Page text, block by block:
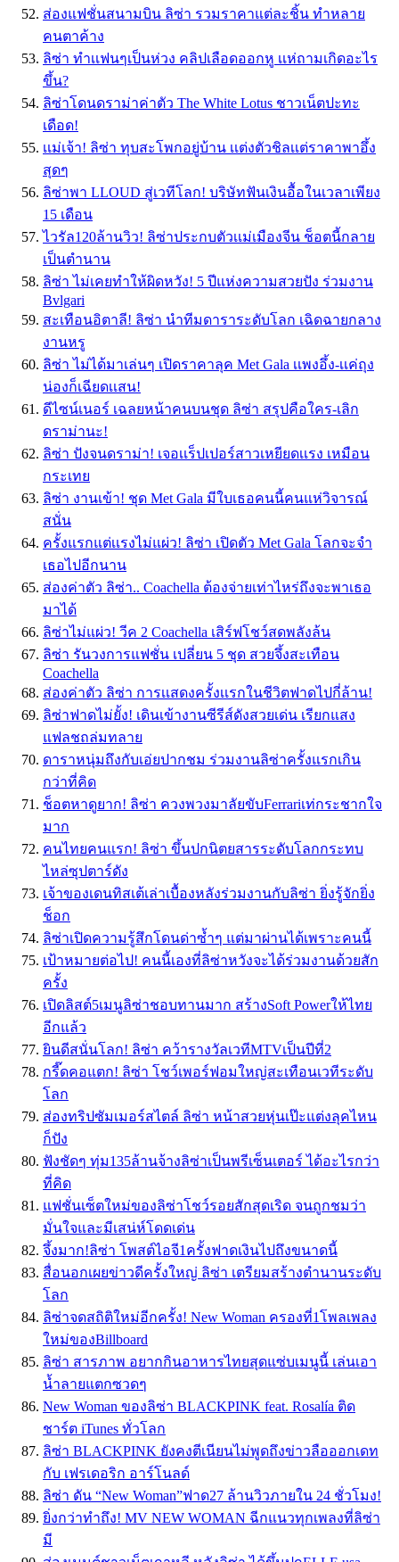
ส่องแฟชั่นสนามบิน ลิซ่า รวมราคาแต่ละชิ้น ทำหลาย
คนตาค้าง
ลิซ่า ทำเเฟนๆเป็นห่วง คลิปเลือดออกหู เเห่ถามเกิดอะไร
ขึ้น?
ลิซ่าโดนดราม่าค่าตัว The White Lotus ชาวเน็ตปะทะ
เดือด!
เเม่เจ้า! ลิซ่า ทุบสะโพกอยู่บ้าน เเต่งตัวชิลเเต่ราคาพาอึ้ง
สุดๆ
ลิซ่าพา LLOUD สู่เวทีโลก! บริษัทฟันเงินอื้อในเวลาเพียง
15 เดือน
ไวรัล120ล้านวิว! ลิซ่าประกบตัวเเม่เมืองจีน ช็อตนี้กลาย
เป็นตำนาน
ลิซ่า ไม่เคยทำให้ผิดหวัง! 5 ปีแห่งความสวยปัง ร่วมงาน
Bvlgari
สะเทือนอิตาลี! ลิซ่า นำทีมดาราระดับโลก เฉิดฉายกลาง
งานหรู
ลิซ่า ไม่ได้มาเล่นๆ เปิดราคาลุค Met Gala เเพงอึ้ง-เเค่ถุง
น่องก็เฉียดเเสน!
ดีไซน์เนอร์ เฉลยหน้าคนบนชุด ลิซ่า สรุปคือใคร-เลิก
ดราม่านะ!
ลิซ่า ปังจนดราม่า! เจอเเร็ปเปอร์สาวเหยียดเเรง เหมือน
กระเทย
ลิซ่า งานเข้า! ชุด Met Gala มีใบเธอคนนี้คนแห่วิจารณ์
สนั่น
ครั้งแรกแต่เเรงไม่แผ่ว! ลิซ่า เปิดตัว Met Gala โลกจะจำ
เธอไปอีกนาน
ส่องค่าตัว ลิซ่า.. Coachella ต้องจ่ายเท่าไหร่ถึงจะพาเธอ
มาได้
ลิซ่าไม่แผ่ว! วีค 2 Coachella เสิร์ฟโชว์สดพลังล้น
ลิซ่า รันวงการแฟชั่น เปลี่ยน 5 ชุด สวยจึ้งสะเทือน
Coachella
ส่องค่าตัว ลิซ่า การเเสดงครั้งเเรกในชีวิตฟาดไปกี่ล้าน!
ลิซ่าฟาดไม่ยั้ง! เดินเข้างานซีรีส์ดังสวยเด่น เรียกแสง
แฟลชถล่มทลาย
ดาราหนุ่มถึงกับเอ่ยปากชม ร่วมงานลิซ่าครั้งแรกเกิน
กว่าที่คิด
ช็อตหาดูยาก! ลิซ่า ควงพวงมาลัยขับFerrariเท่กระชากใจ
มาก
คนไทยคนแรก! ลิซ่า ขึ้นปกนิตยสารระดับโลกกระทบ
ไหล่ซุปตาร์ดัง
เจ้าของเดนทิสเต้เล่าเบื้องหลังร่วมงานกับลิซ่า ยิ่งรู้จักยิ่ง
ช็อก
ลิซ่าเปิดความรู้สึกโดนด่าซ้ำๆ แต่มาผ่านได้เพราะคนนี้
เป้าหมายต่อไป! คนนี้เองที่ลิซ่าหวังจะได้ร่วมงานด้วยสัก
ครั้ง
เปิดลิสต์5เมนูลิซ่าชอบทานมาก สร้างSoft Powerให้ไทย
อีกแล้ว
ยินดีสนั่นโลก! ลิซ่า คว้ารางวัลเวทีMTVเป็นปีที่2
กรี๊ดคอแตก! ลิซ่า โชว์เพอร์ฟอมใหญ่สะเทือนเวทีระดับ
โลก
ส่องทริปซัมเมอร์สไตล์ ลิซ่า หน้าสวยหุ่นเป๊ะแต่งลุคไหน
ก็ปัง
ฟังชัดๆ ทุ่ม135ล้านจ้างลิซ่าเป็นพรีเซ็นเตอร์ ได้อะไรกว่า
ที่คิด
แฟชั่นเซ็ตใหม่ของลิซ่าโชว์รอยสักสุดเริด จนถูกชมว่า
มั่นใจและมีเสน่ห์โดดเด่น
จึ้งมาก!ลิซ่า โพสต์ไอจี1ครั้งฟาดเงินไปถึงขนาดนี้
สื่อนอกเผยข่าวดีครั้งใหญ่ ลิซ่า เตรียมสร้างตำนานระดับ
โลก
ลิซ่าจดสถิติใหม่อีกครั้ง! New Woman ครองที่1โพลเพลง
ใหม่ของBillboard
ลิซ่า สารภาพ อยากกินอาหารไทยสุดแซ่บเมนูนี้ เล่นเอา
น้ำลายแตกซวดๆ
New Woman ของลิซ่า BLACKPINK feat. Rosalía ติด
ชาร์ต iTunes ทั่วโลก
ลิซ่า BLACKPINK ยังคงตีเนียนไม่พูดถึงข่าวลือออกเดท
กับ เฟรเดอริก อาร์โนลด์
ลิซ่า ดัน “New Woman”ฟาด27 ล้านวิวภายใน 24 ชั่วโมง!
ยิ่งกว่าทำถึง! MV NEW WOMAN ฉีกแนวทุกเพลงที่ลิซ่า
มี